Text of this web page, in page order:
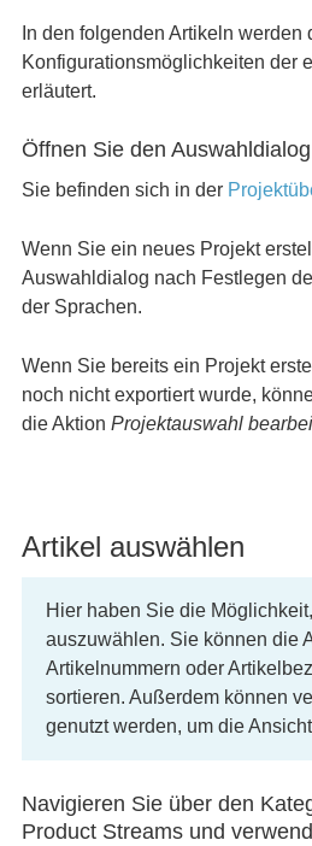
In den folgenden Artikeln werden
Konfigurationsmöglichkeiten der
erläutert.
Öffnen Sie den Auswahldialog
Sie befinden sich in der
Wenn Sie ein neues Projekt
Auswahldialog nach Festlegen
der Sprachen.
Wenn Sie bereits ein Projekt
noch nicht exportiert wurde,
die Aktion Projektauswahl
Artikel auswählen
Hier haben Sie die
auszuwählen. Sie können die
Artikelnummern oder
sortieren. Außerdem können
genutzt werden, um die
Navigieren Sie über den
Product Streams und